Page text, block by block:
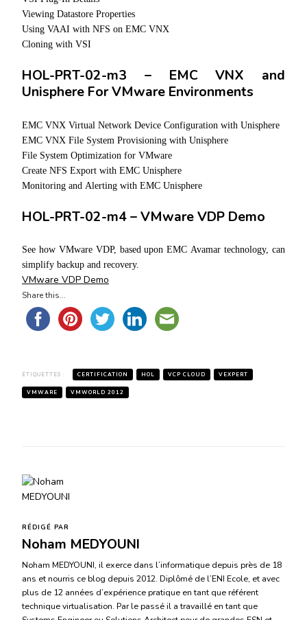
Viewing Datastore Properties
Using VAAI with NFS on EMC VNX
Cloning with VSI
HOL-PRT-02-m3 – EMC VNX and
Unisphere For VMware Environments
EMC VNX Virtual Network Device Configuration with Unisphere
EMC VNX File System Provisioning with Unisphere
File System Optimization for VMware
Create NFS Export with EMC Unisphere
Monitoring and Alerting with EMC Unisphere
HOL-PRT-02-m4 – VMware VDP Demo
See how VMware VDP, based upon EMC Avamar technology, can
simplify backup and recovery.
VMware VDP Demo
Share this...
ÉTIQUETTES : CERTIFICATION HOL VCP CLOUD VEXPERT
VMWARE VMWORLD 2012
RÉDIGÉ PAR
Noham MEDYOUNI
Noham MEDYOUNI, il exerce dans l’informatique depuis près de 18
ans et nourris ce blog depuis 2012. Diplômé de l’ENI Ecole, et avec
plus de 12 années d’expérience pratique en tant que référent
technique virtualisation. Par le passé il a travaillé en tant que